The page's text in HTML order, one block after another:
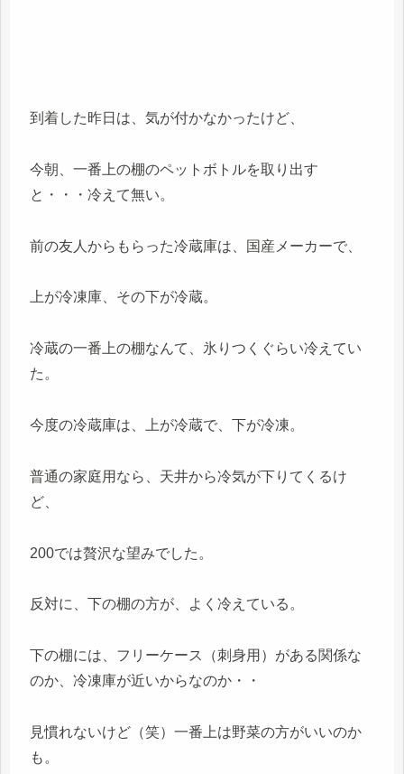
到着した昨日は、気が付かなかったけど、
今朝、一番上の棚のペットボトルを取り出す
と・・・冷えて無い。
前の友人からもらった冷蔵庫は、国産メーカーで、
上が冷凍庫、その下が冷蔵。
冷蔵の一番上の棚なんて、氷りつくぐらい冷えてい
た。
今度の冷蔵庫は、上が冷蔵で、下が冷凍。
普通の家庭用なら、天井から冷気が下りてくるけ
ど、
200では贅沢な望みでした。
反対に、下の棚の方が、よく冷えている。
下の棚には、フリーケース（刺身用）がある関係な
のか、冷凍庫が近いからなのか・・
見慣れないけど（笑）一番上は野菜の方がいいのか
も。